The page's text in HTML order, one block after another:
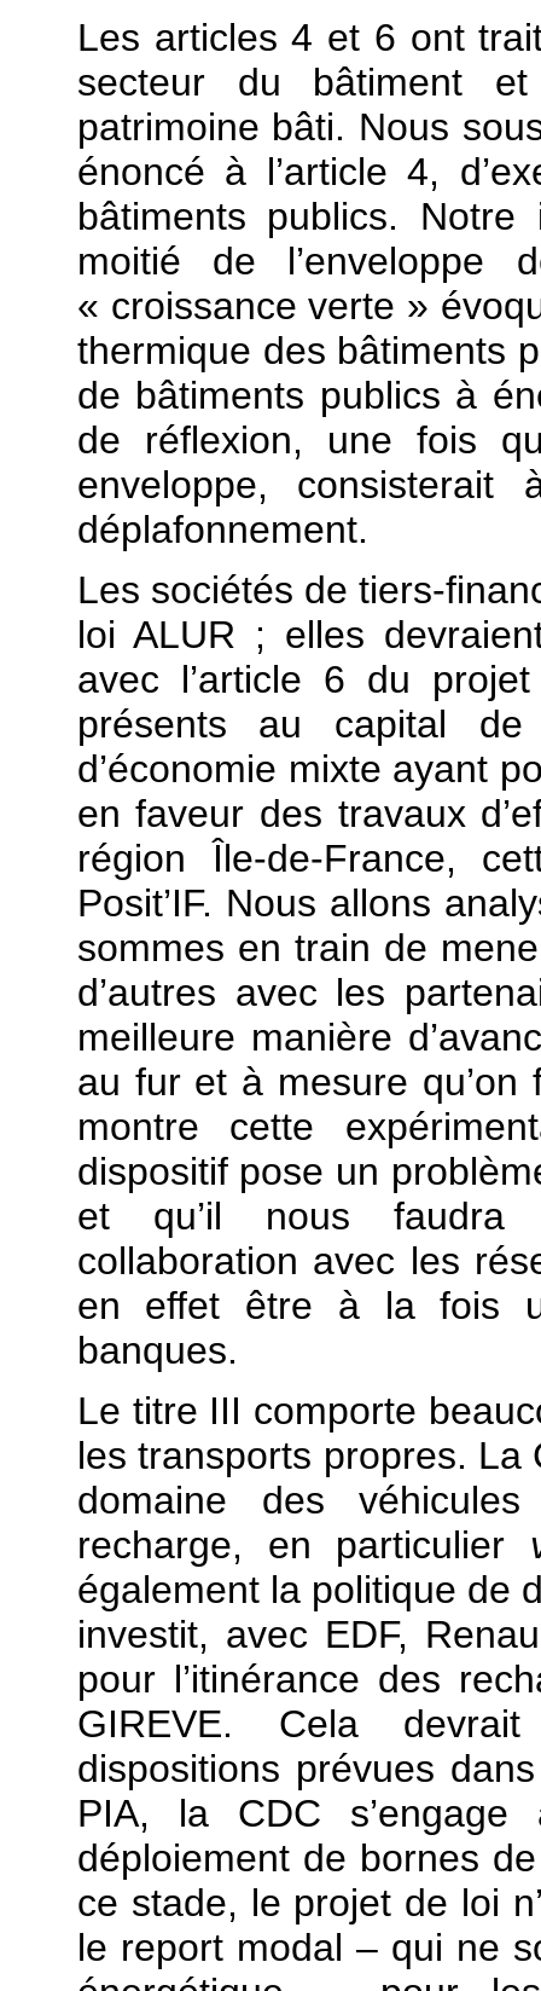
Les articles 4 et 6 ont
secteur du bâtiment
patrimoine bâti. Nous
énoncé à l’article 4,
bâtiments publics.
moitié de l’enveloppe
« croissance verte »
thermique des bâtiments
de bâtiments publics à
de réflexion, une fois
enveloppe,
déplafonnement.
Les sociétés de tiers-
loi ALUR ; elles
avec l’article 6 du
présents au capital
d’économie mixte ayant
en faveur des travaux
région Île-de-France,
Posit’IF. Nous allons
sommes en train de
d’autres avec les
meilleure manière
au fur et à mesure
montre cette
dispositif pose un
et qu’il nous faudra
collaboration avec les
en effet être à la fois
banques.
Le titre III comporte
les transports propres.
domaine des
recharge, en particulier
également la politique de
investit, avec EDF,
pour l’itinérance des
GIREVE. Cela devrait
dispositions prévues
PIA, la CDC
déploiement de bornes
ce stade, le projet de loi
le report modal – qui ne